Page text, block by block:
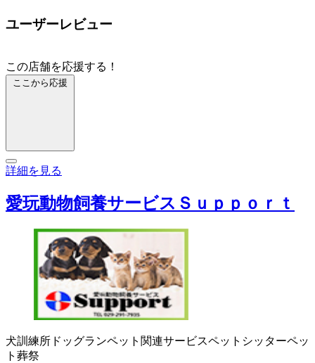
ユーザーレビュー
この店舗を応援する！
ここから応援
詳細を見る
愛玩動物飼養サービスＳｕｐｐｏｒｔ
犬訓練所 ドッグランペット関連サービスペットシッターペッ
ト葬祭